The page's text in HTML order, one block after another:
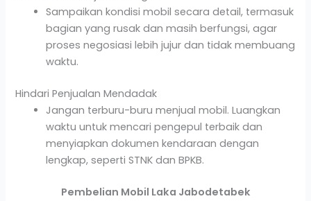
Sampaikan kondisi mobil secara detail, termasuk
bagian yang rusak dan masih berfungsi, agar
proses negosiasi lebih jujur dan tidak membuang
waktu.
Hindari Penjualan Mendadak
Jangan terburu-buru menjual mobil. Luangkan
waktu untuk mencari pengepul terbaik dan
menyiapkan dokumen kendaraan dengan
lengkap, seperti STNK dan BPKB.
Pembelian Mobil Laka Jabodetabek